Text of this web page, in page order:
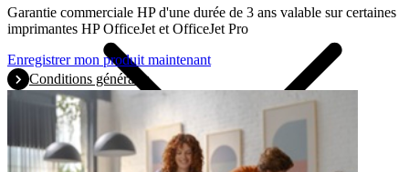
Garantie commerciale HP d'une durée de 3 ans valable sur certaines
imprimantes HP OfficeJet et OfficeJet Pro
Enregistrer mon produit maintenant
Conditions générales